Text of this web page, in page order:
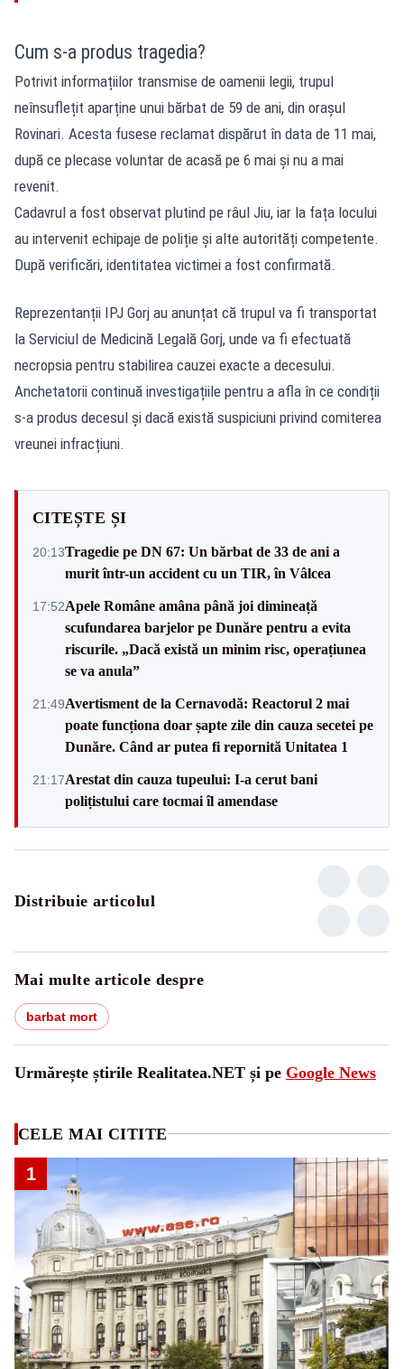
Cum s-a produs tragedia?
Potrivit informațiilor transmise de oamenii legii, trupul
neînsuflețit aparține unui bărbat de 59 de ani, din orașul
Rovinari. Acesta fusese reclamat dispărut în data de 11 mai,
după ce plecase voluntar de acasă pe 6 mai și nu a mai
revenit.
Cadavrul a fost observat plutind pe râul Jiu, iar la fața locului
au intervenit echipaje de poliție și alte autorități competente.
După verificări, identitatea victimei a fost confirmată.
Reprezentanții IPJ Gorj au anunțat că trupul va fi transportat
la Serviciul de Medicină Legală Gorj, unde va fi efectuată
necropsia pentru stabilirea cauzei exacte a decesului.
Anchetatorii continuă investigațiile pentru a afla în ce condiții
s-a produs decesul și dacă există suspiciuni privind comiterea
vreunei infracțiuni.
CITEȘTE ȘI
20:13Tragedie pe DN 67: Un bărbat de 33 de ani a
murit într-un accident cu un TIR, în Vâlcea
17:52Apele Române amâna până joi dimineață
scufundarea barjelor pe Dunăre pentru a evita
riscurile. „Dacă există un minim risc, operațiunea
se va anula”
21:49Avertisment de la Cernavodă: Reactorul 2 mai
poate funcționa doar șapte zile din cauza secetei pe
Dunăre. Când ar putea fi repornită Unitatea 1
21:17Arestat din cauza tupeului: I-a cerut bani
polițistului care tocmai îl amendase
Distribuie articolul
Mai multe articole despre
barbat mort
Urmărește știrile Realitatea.NET și pe Google News
CELE MAI CITITE
1